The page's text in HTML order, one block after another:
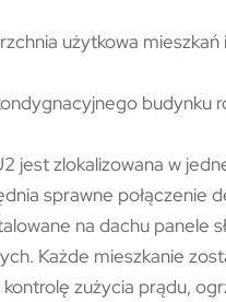
użytkowa
budynku
jest zlokalizowana w
sprawne połączenie
na dachu panele
Każde mieszkanie
zużycia prądu,